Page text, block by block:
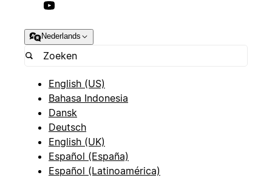
Nederlands
English (US)
Bahasa Indonesia
Dansk
Deutsch
English (UK)
Español (España)
Español (Latinoamérica)